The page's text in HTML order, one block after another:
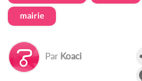
mairie
Par Koaci